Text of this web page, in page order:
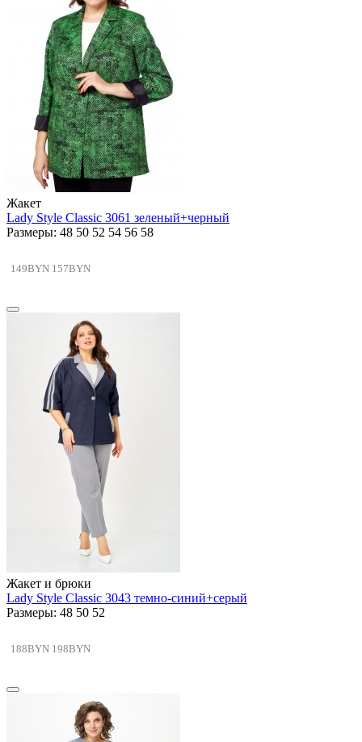
Жакет
Lady Style Classic 3061 зеленый+черный
Размеры: 48 50 52 54 56 58
149BYN 157BYN
Жакет и брюки
Lady Style Classic 3043 темно-синий+серый
Размеры: 48 50 52
188BYN 198BYN